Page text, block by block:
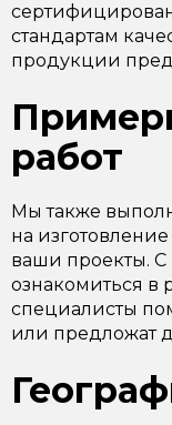
стандартам
продукции
работ
Мы также
на
ваши проекты.
ознакомиться в
специалисты
или предложат